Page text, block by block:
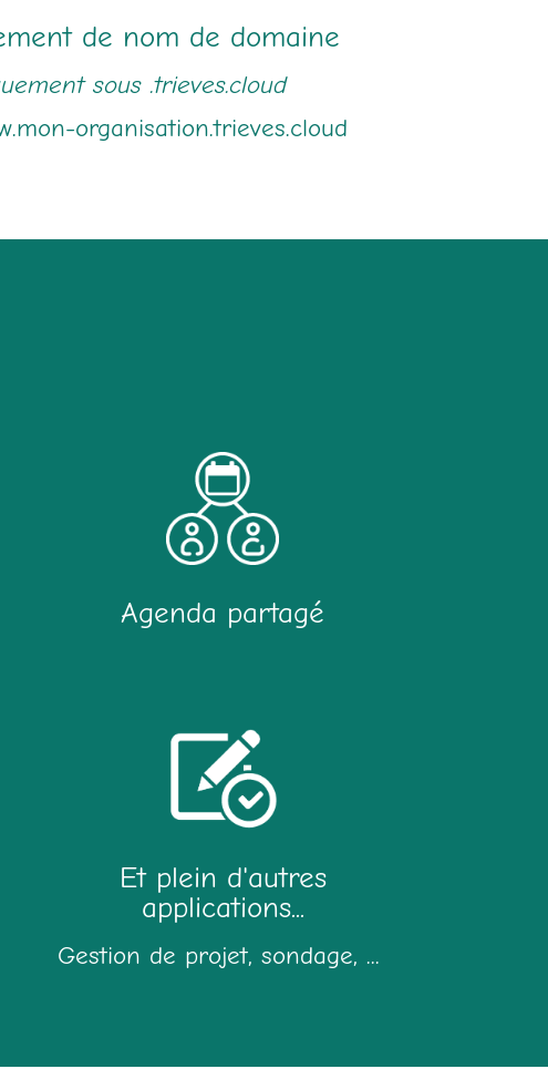
de nom de domaine
sous .trieves.cloud
organisation.trieves.cloud
Agenda partagé
Et plein d'autres
applications...
Gestion de projet, sondage, ...